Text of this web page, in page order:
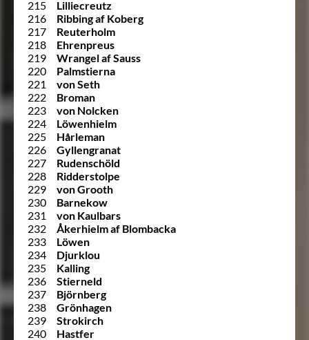
215
Lilliecreutz
216
Ribbing af Koberg
217
Reuterholm
218
Ehrenpreus
219
Wrangel af Sauss
220
Palmstierna
221
von Seth
222
Broman
223
von Nolcken
224
Löwenhielm
225
Hårleman
226
Gyllengranat
227
Rudenschöld
228
Ridderstolpe
229
von Grooth
230
Barnekow
231
von Kaulbars
232
Åkerhielm af Blombacka
233
Löwen
234
Djurklou
235
Kalling
236
Stierneld
237
Björnberg
238
Grönhagen
239
Strokirch
240
Hastfer